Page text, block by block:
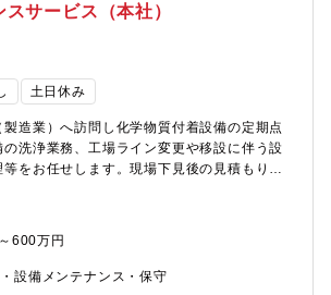
サービス（本社）
土日休み
造業）へ訪問し化学物質付着設備の定期点
洗浄業務、工場ライン変更や移設に伴う設
をお任せします。現場下見後の見積もり作
・現場代理人業務（協力会社の監督業務）を
場の事務業務（内勤業務）についてもご担当
物への改変を伴う業務は含みません。※東北
様がいらっしゃる為、週に4日程度の出張が発
600万円
設備メンテナンス・保守